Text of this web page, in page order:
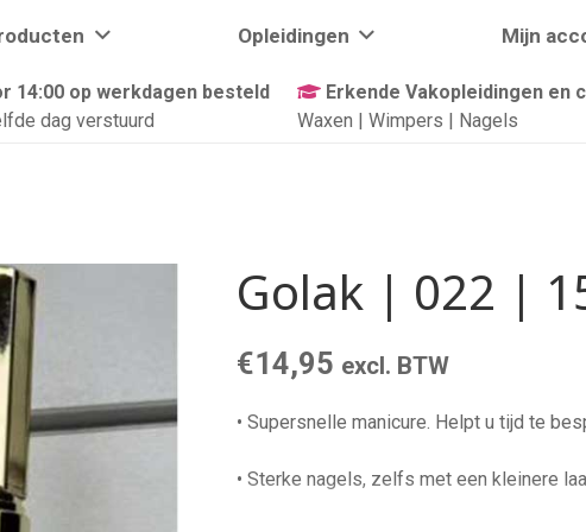
Opleidingen Mijn
14:00 op werkdagen besteld
dag verstuurd
Erkende Vakopleidingen en
Waxen | Wimpers | Nagels
Golak | 022 |
€14,95 excl. BTW
• Supersnelle manicure. Helpt u tijd te
• Sterke nagels, zelfs met een kleinere